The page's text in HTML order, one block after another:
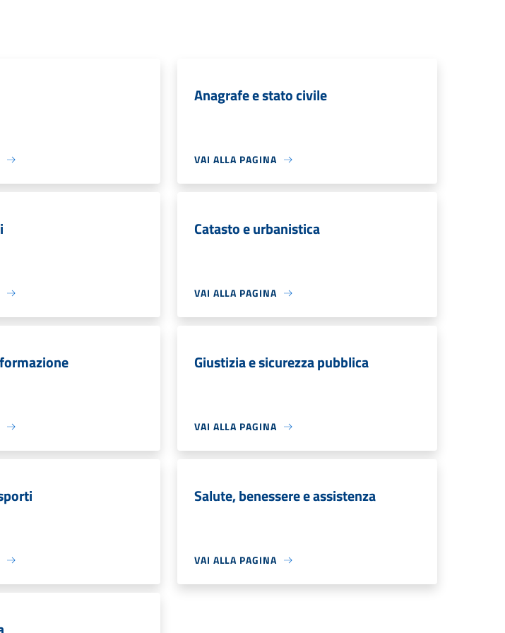
Anagrafe e stato civile
VAI ALLA PAGINA
Catasto e urbanistica
VAI ALLA PAGINA
Giustizia e sicurezza pubblica
VAI ALLA PAGINA
Salute, benessere e assistenza
VAI ALLA PAGINA